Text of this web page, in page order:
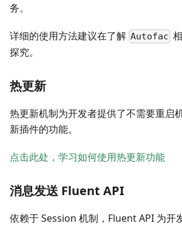
务。
详细的使用方法建议在了解 Autofac
探究。
热更新
热更新机制为开发者提供了不需要重启
新插件的功能。
点击此处，学习如何使用热更新功能
消息发送 Fluent API
依赖于 Session 机制，Fluent API 为开